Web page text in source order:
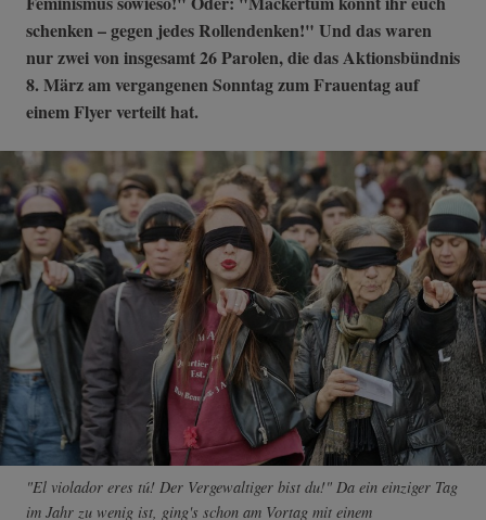
schenken – gegen jedes Rollendenken!" Und das waren
nur zwei von insgesamt 26 Parolen, die das Aktionsbündnis
8. März am vergangenen Sonntag zum Frauentag auf
einem Flyer verteilt hat.
"El violador eres tú! Der Vergewaltiger bist du!" Da ein einziger Tag
im Jahr zu wenig ist, ging's schon am Vortag mit einem